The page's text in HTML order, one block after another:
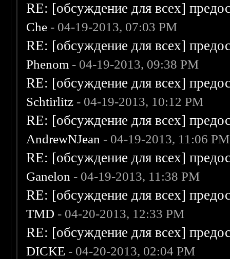
RE: [обсуждение для всех]
Che - 04-19-2013, 07:03 PM
RE: [обсуждение для всех]
Phenom - 04-19-2013, 09:38 PM
RE: [обсуждение для всех]
Schtirlitz - 04-19-2013, 10:12 PM
RE: [обсуждение для всех]
AndrewNJean - 04-19-2013, 11:06 PM
RE: [обсуждение для всех]
Ganelon - 04-19-2013, 11:38 PM
RE: [обсуждение для всех]
TMD - 04-20-2013, 12:33 PM
RE: [обсуждение для всех]
DICKE - 04-20-2013, 02:04 PM